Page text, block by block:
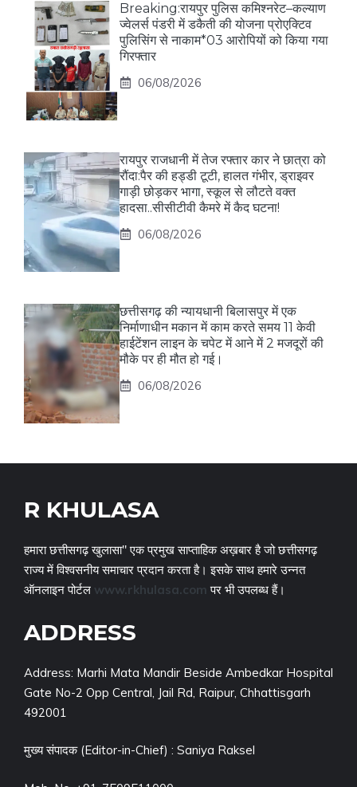
Breaking:रायपुर पुलिस कमिश्नरेट–कल्याण
ज्वेलर्स पंडरी में डकैती की योजना प्रोएक्टिव
पुलिसिंग से नाकाम*03 आरोपियों को किया गया
गिरफ्तार
06/08/2026
रायपुर राजधानी में तेज रफ्तार कार ने छात्रा को
रौंदा:पैर की हड्डी टूटी, हालत गंभीर, ड्राइवर
गाड़ी छोड़कर भागा, स्कूल से लौटते वक्त
हादसा..सीसीटीवी कैमरे में कैद घटना!
06/08/2026
छत्तीसगढ़ की न्यायधानी बिलासपुर में एक
निर्माणाधीन मकान में काम करते समय 11 केवी
हाईटेंशन लाइन के चपेट में आने में 2 मजदूरों की
मौके पर ही मौत हो गई।
06/08/2026
R KHULASA
हमारा छत्तीसगढ़ खुलासा" एक प्रमुख साप्ताहिक अख़बार है जो छत्तीसगढ़
राज्य में विश्वसनीय समाचार प्रदान करता है। इसके साथ हमारे उन्नत
ऑनलाइन पोर्टल www.rkhulasa.com पर भी उपलब्ध हैं।
ADDRESS
Address: Marhi Mata Mandir Beside Ambedkar Hospital
Gate No-2 Opp Central, Jail Rd, Raipur, Chhattisgarh
492001
मुख्य संपादक (Editor-in-Chief) : Saniya Raksel